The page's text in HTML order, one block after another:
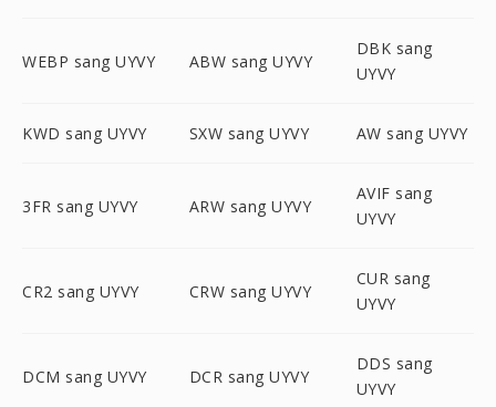
WEBP sang UYVY ABW sang UYVY
DBK sang
UYVY
KWD sang UYVY SXW sang UYVY AW sang UYVY
3FR sang UYVY ARW sang UYVY
AVIF sang
UYVY
CR2 sang UYVY CRW sang UYVY
CUR sang
UYVY
DCM sang UYVY DCR sang UYVY
DDS sang
UYVY